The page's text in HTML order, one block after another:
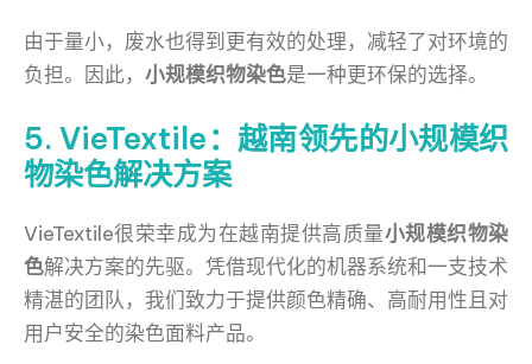
由于量小，废水也得到更有效的处理，减轻了对环境的
负担。因此， 小规模织物染色是一种更环保的选择。
5. VieTextile：越南领先的小规模织
物染色解决方案
VieTextile很荣幸成为在越南提供高质量小规模织物染
色解决方案的先驱。凭借现代化的机器系统和一支技术
精湛的团队，我们致力于提供颜色精确、高耐用性且对
用户安全的染色面料产品。